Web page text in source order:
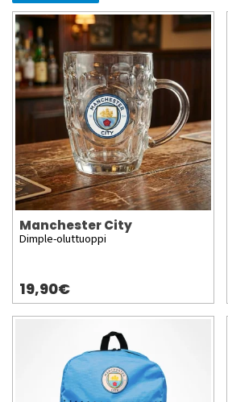
Manchester City
Dimple-oluttuoppi
19,90€